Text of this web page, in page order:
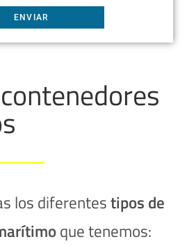
los diferentestipos de
que tenemos: